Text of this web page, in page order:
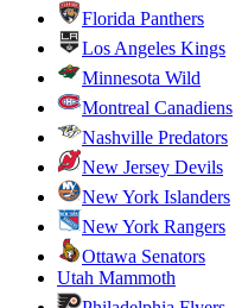
Florida Panthers
Los Angeles Kings
Minnesota Wild
Montreal Canadiens
Nashville Predators
New Jersey Devils
New York Islanders
New York Rangers
Ottawa Senators
Utah Mammoth